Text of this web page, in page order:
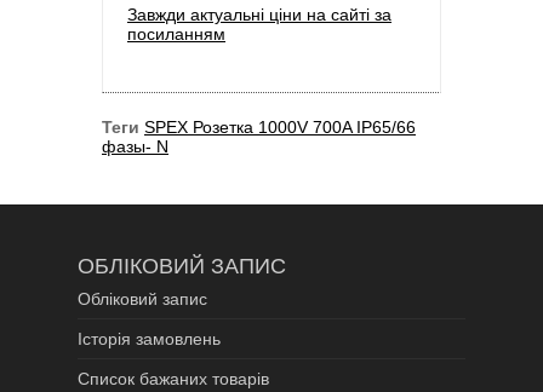
Завжди актуальні ціни на сайті за
посиланням
Теги SPEX Розетка 1000V 700A IP65/66
фазы- N
ОБЛІКОВИЙ ЗАПИС
Обліковий запис
Історія замовлень
Список бажаних товарів